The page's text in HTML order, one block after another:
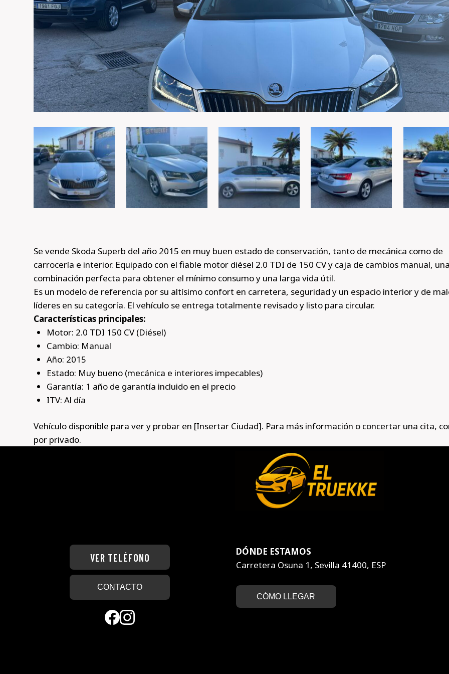
Se vende Skoda Superb del año 2015 en muy buen estado de conservación, tanto de mecánica como de
carrocería e interior. Equipado con el fiable motor diésel 2.0 TDI de 150 CV y caja de cambios manual, una
combinación perfecta para obtener el mínimo consumo y una larga vida útil.
Es un modelo de referencia por su altísimo confort en carretera, seguridad y un espacio interior y de
líderes en su categoría. El vehículo se entrega totalmente revisado y listo para circular.
Características principales:
Motor: 2.0 TDI 150 CV (Diésel)
Cambio: Manual
Año: 2015
Estado: Muy bueno (mecánica e interiores impecables)
Garantía: 1 año de garantía incluido en el precio
ITV: Al día
Vehículo disponible para ver y probar en [Insertar Ciudad]. Para más información o concertar una cita,
por privado.
VER TELÉFONO
CONTACTO
DÓNDE ESTAMOS
Carretera Osuna 1, Sevilla 41400, ESP
CÓMO LLEGAR